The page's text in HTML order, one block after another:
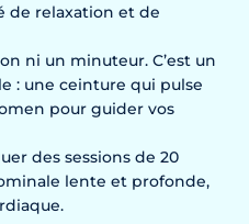
de relaxation et de
ni un minuteur. C’est un
: une ceinture qui pulse
pour guider vos
des sessions de 20
lente et profonde,